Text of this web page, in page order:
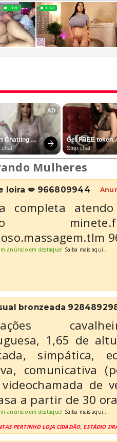
Mulheres
loira 💋 966809944
completa
anúncio em destaque! Saiba mais aqui...
bronzeada
1,65 de
simpática,
comunicativa
de
a partir de 30
anúncio em destaque! Saiba mais aqui...
PERTINHO LOJA CIDADÃO, ESTÁDIO